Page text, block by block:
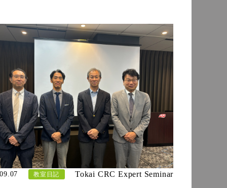
教室日記 Tokai CRC Expert Seminar